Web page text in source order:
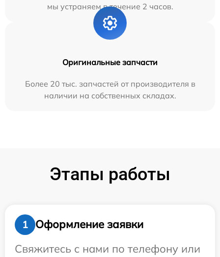
мы устраняем в течение 2 часов.
Оригинальные запчасти
Более 20 тыс. запчастей от производителя в
наличии на собственных складах.
Этапы работы
1
Оформление заявки
Свяжитесь с нами по телефону или